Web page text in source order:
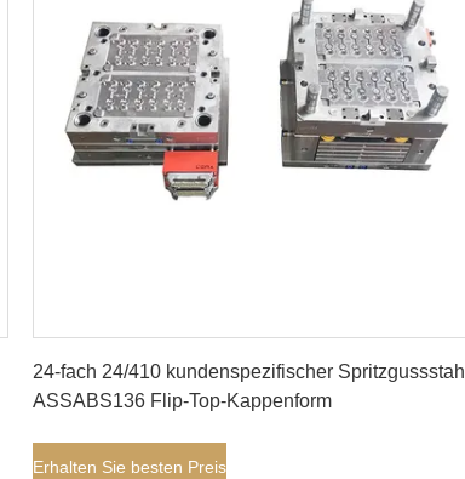
24-fach 24/410 kundenspezifischer Spritzgussstahl
ASSABS136 Flip-Top-Kappenform
Erhalten Sie besten Preis